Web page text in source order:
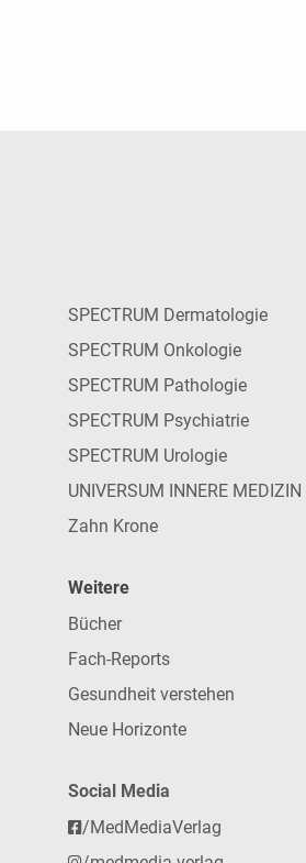
SPECTRUM Dermatologie
SPECTRUM Onkologie
SPECTRUM Pathologie
SPECTRUM Psychiatrie
SPECTRUM Urologie
UNIVERSUM INNERE MEDIZIN
Zahn Krone
Weitere
Bücher
Fach-Reports
Gesundheit verstehen
Neue Horizonte
Social Media
/MedMediaVerlag